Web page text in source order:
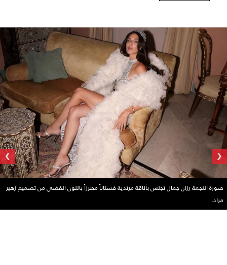
صورة النجمة رزان جمال تجلس بأناقة مرتدية فستاناً مطرزاً باللون الفضي من تصميم زهير
مراد.
‹
›